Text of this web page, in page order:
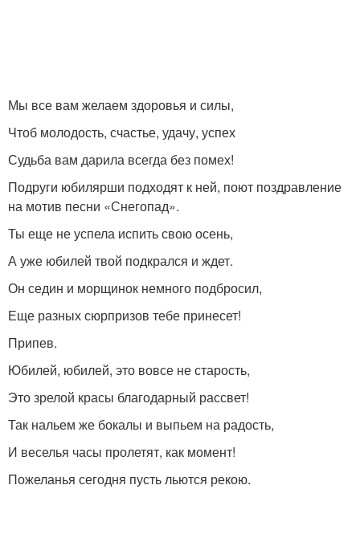
Мы все вам желаем здоровья и силы,
Чтоб молодость, счастье, удачу, успех
Судьба вам дарила всегда без помех!
Подруги юбилярши подходят к ней, поют поздравление
на мотив песни «Снегопад».
Ты еще не успела испить свою осень,
А уже юбилей твой подкрался и ждет.
Он седин и морщинок немного подбросил,
Еще разных сюрпризов тебе принесет!
Припев.
Юбилей, юбилей, это вовсе не старость,
Это зрелой красы благодарный рассвет!
Так нальем же бокалы и выпьем на радость,
И веселья часы пролетят, как момент!
Пожеланья сегодня пусть льются рекою.